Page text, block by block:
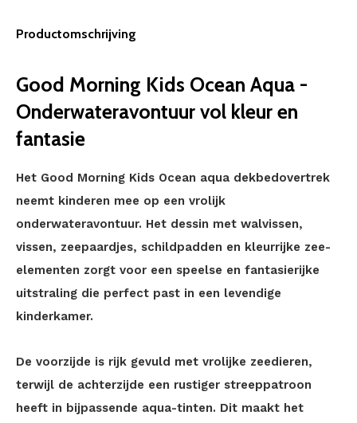
Productomschrijving
Good Morning Kids Ocean Aqua -
Onderwateravontuur vol kleur en
fantasie
Het Good Morning Kids Ocean aqua dekbedovertrek
neemt kinderen mee op een vrolijk
onderwateravontuur. Het dessin met walvissen,
vissen, zeepaardjes, schildpadden en kleurrijke zee-
elementen zorgt voor een speelse en fantasierijke
uitstraling die perfect past in een levendige
kinderkamer.
De voorzijde is rijk gevuld met vrolijke zeedieren,
terwijl de achterzijde een rustiger streeppatroon
heeft in bijpassende aqua-tinten. Dit maakt het